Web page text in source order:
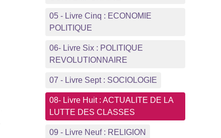
05 - Livre Cinq : ECONOMIE
POLITIQUE
06- Livre Six : POLITIQUE
REVOLUTIONNAIRE
07 - Livre Sept : SOCIOLOGIE
08- Livre Huit : ACTUALITE DE LA
LUTTE DES CLASSES
09 - Livre Neuf : RELIGION